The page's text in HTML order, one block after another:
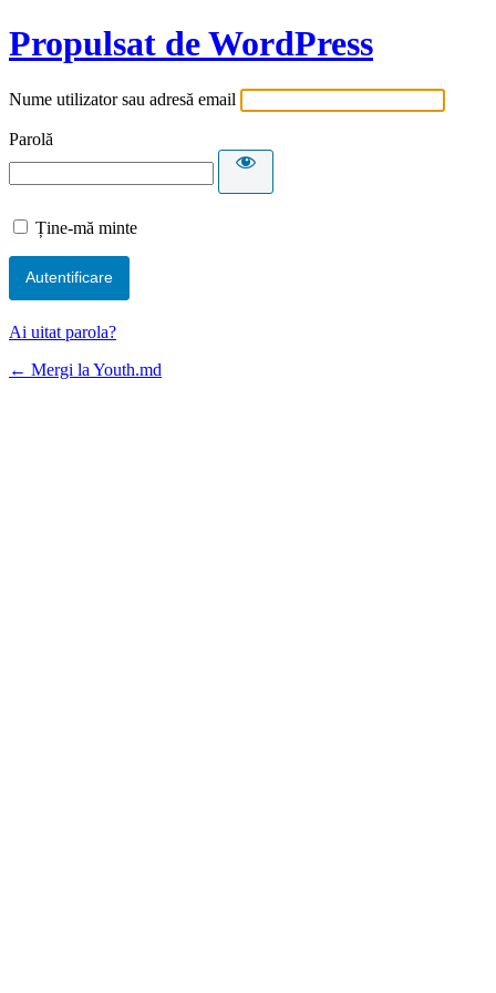
Propulsat de WordPress
Nume utilizator sau adresă email
Parolă
Ține-mă minte
Ai uitat parola?
← Mergi la Youth.md